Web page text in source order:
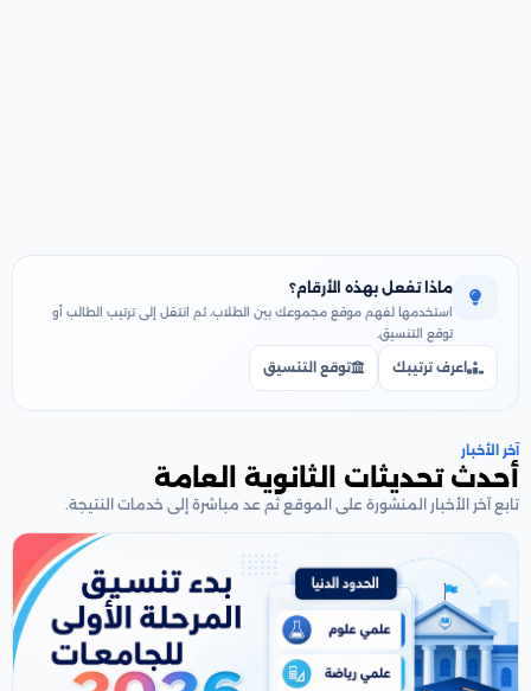
ماذا تفعل بهذه الأرقام؟
استخدمها لفهم موقع مجموعك بين الطلاب، ثم انتقل إلى ترتيب الطالب أو
توقع التنسيق.
اعرف ترتيبك توقع التنسيق
آخر الأخبار
أحدث تحديثات الثانوية العامة
تابع آخر الأخبار المنشورة على الموقع ثم عد مباشرة إلى خدمات النتيجة.